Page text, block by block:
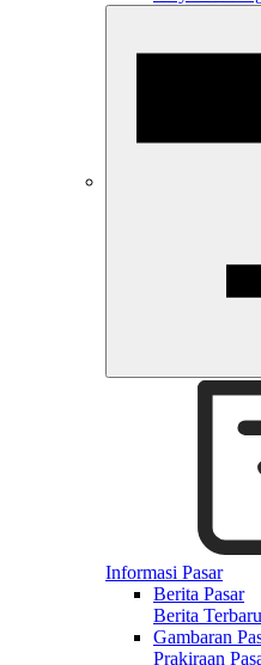
Informasi Pasar
Berita Pasar
Berita
Gambaran
Prakiraan